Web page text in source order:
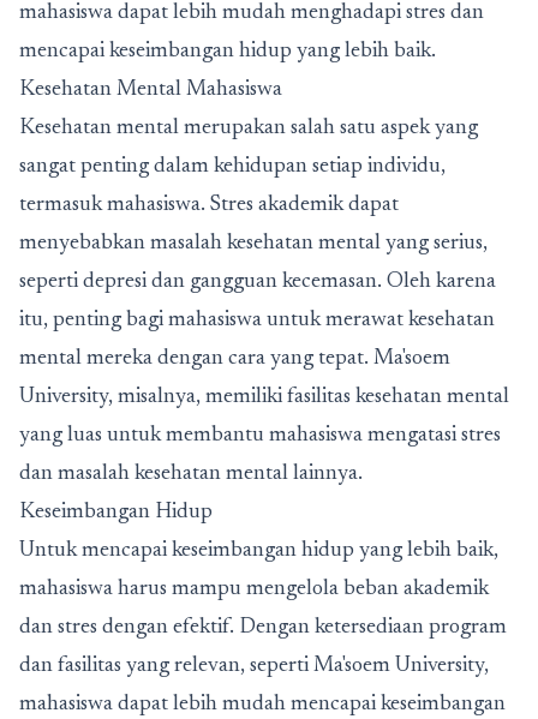
mahasiswa dapat lebih mudah menghadapi stres dan
mencapai keseimbangan hidup yang lebih baik.
Kesehatan Mental Mahasiswa
Kesehatan mental merupakan salah satu aspek yang
sangat penting dalam kehidupan setiap individu,
termasuk mahasiswa. Stres akademik dapat
menyebabkan masalah kesehatan mental yang serius,
seperti depresi dan gangguan kecemasan. Oleh karena
itu, penting bagi mahasiswa untuk merawat kesehatan
mental mereka dengan cara yang tepat. Ma'soem
University, misalnya, memiliki fasilitas kesehatan mental
yang luas untuk membantu mahasiswa mengatasi stres
dan masalah kesehatan mental lainnya.
Keseimbangan Hidup
Untuk mencapai keseimbangan hidup yang lebih baik,
mahasiswa harus mampu mengelola beban akademik
dan stres dengan efektif. Dengan ketersediaan program
dan fasilitas yang relevan, seperti Ma'soem University,
mahasiswa dapat lebih mudah mencapai keseimbangan